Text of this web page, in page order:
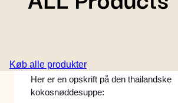
Køb alle produkter
ingefær. Bygget på Uhhmami Thai Kit
Her er en opskrift på den thailandske
kokosnøddesuppe: